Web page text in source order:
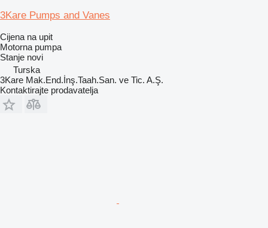
3Kare Pumps and Vanes
Cijena na upit
Motorna pumpa
Stanje novi
Turska
3Kare Mak.End.İnş.Taah.San. ve Tic. A.Ş.
Kontaktirajte prodavatelja